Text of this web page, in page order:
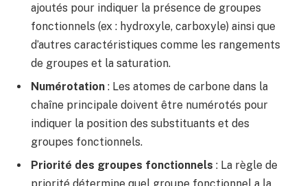
ajoutés pour indiquer la présence de groupes
fonctionnels (ex : hydroxyle, carboxyle) ainsi que
d’autres caractéristiques comme les rangements
de groupes et la saturation.
Numérotation : Les atomes de carbone dans la
chaîne principale doivent être numérotés pour
indiquer la position des substituants et des
groupes fonctionnels.
Priorité des groupes fonctionnels : La règle de
priorité détermine quel groupe fonctionnel a la